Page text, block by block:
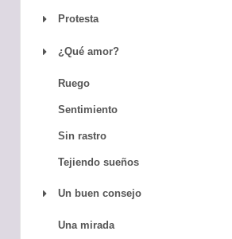
Protesta
¿Qué amor?
Ruego
Sentimiento
Sin rastro
Tejiendo sueños
Un buen consejo
Una mirada